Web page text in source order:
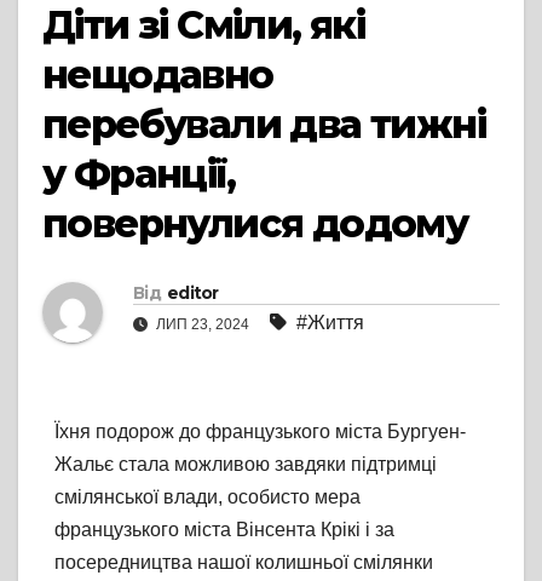
Діти зі Сміли, які
нещодавно
перебували два тижні
у Франції,
повернулися додому
Від editor
ЛИП 23, 2024 #Життя
Їхня подорож до французького міста Бургуен-
Жальє стала можливою завдяки підтримці
cмілянської влади, особисто мера
французького міста Вінсента Крікі і за
посередництва нашої колишньої смілянки